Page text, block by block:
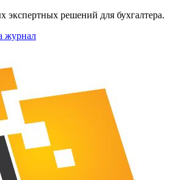
экспертных решений для бухгалтера.
журнал